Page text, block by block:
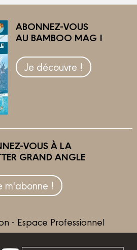
ABONNEZ-VOUS
AU BAMBOO MAG !
Je découvre !
VOUS À LA
GRAND ANGLE
m'abonne !
- Espace Professionnel